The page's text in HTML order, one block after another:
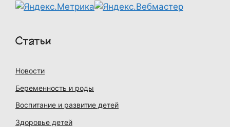
Статьи
Новости
Беременность и роды
Воспитание и развитие детей
Здоровье детей